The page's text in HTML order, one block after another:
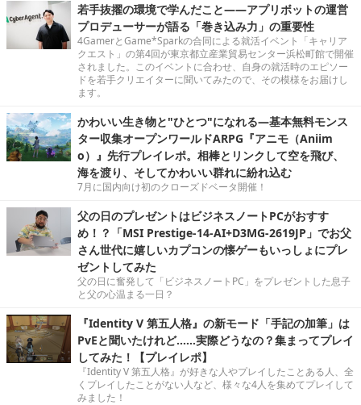
若手抜擢の環境で学んだこと――アプリボットの運営
プロデューサーが語る「巻き込み力」の重要性
4GamerとGame*Sparkの合同による就活イベント「キャリア
クエスト」の第4回が東京都立産業貿易センター浜松町館で開催
されました。このイベントに合わせ、自身の就活時のエピソー
ドを若手クリエイターに聞いてみたので、その模様をお届けし
ます。
かわいい生き物と"ひとつ"になれる―基本無料モンス
ター収集オープンワールドARPG『アニモ（Aniim
o）』先行プレイレポ。相棒とリンクして空を飛び、
海を渡り、そしてかわいい群れに紛れ込む
7月に国内向け初のクローズドベータ開催！
父の日のプレゼントはビジネスノートPCがおすす
め！？「MSI Prestige-14-AI+D3MG-2619JP」でお父
さん世代に嬉しいカプコンの懐ゲーもいっしょにプレ
ゼントしてみた
父の日に奮発して「ビジネスノートPC」をプレゼントした息子
と父の心温まる一日？
『Identity V 第五人格』の新モード「手記の加筆」は
PvEと聞いたけれど……実際どうなの？集まってプレイ
してみた！【プレイレポ】
『Identity V 第五人格』が好きな人やプレイしたことある人、全
くプレイしたことがない人など、様々な4人を集めてプレイして
みました！